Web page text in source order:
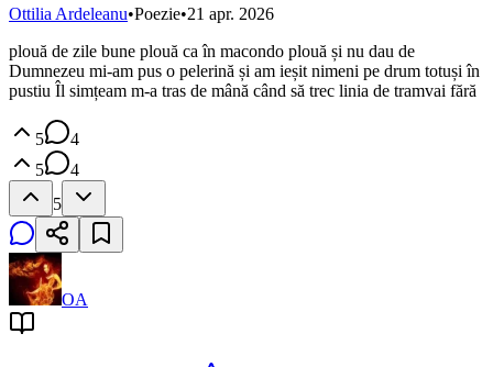
Ottilia Ardeleanu•Poezie•21 apr. 2026
plouă de zile bune plouă ca în macondo plouă și nu dau de
Dumnezeu mi-am pus o pelerină și am ieșit nimeni pe drum totuși în
pustiu Îl simțeam m-a tras de mână când să trec linia de tramvai fără
5
4
5
4
5
OA